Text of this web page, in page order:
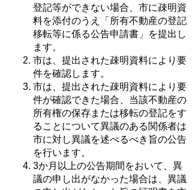
登記等ができない場合、市に疎明資
料を添付のうえ「所有不動産の登記
移転等に係る公告申請書」を提出し
ます。
市は、提出された疎明資料により要
件を確認します。
市は、提出された疎明資料により要
件が確認できた場合、当該不動産の
所有権の保存または移転の登記をす
ることについて異議のある関係者は
市に対し異議を述べるべき旨の公告
を行います。
3か月以上の公告期間をおいて、異
議の申し出がなかった場合は、異議